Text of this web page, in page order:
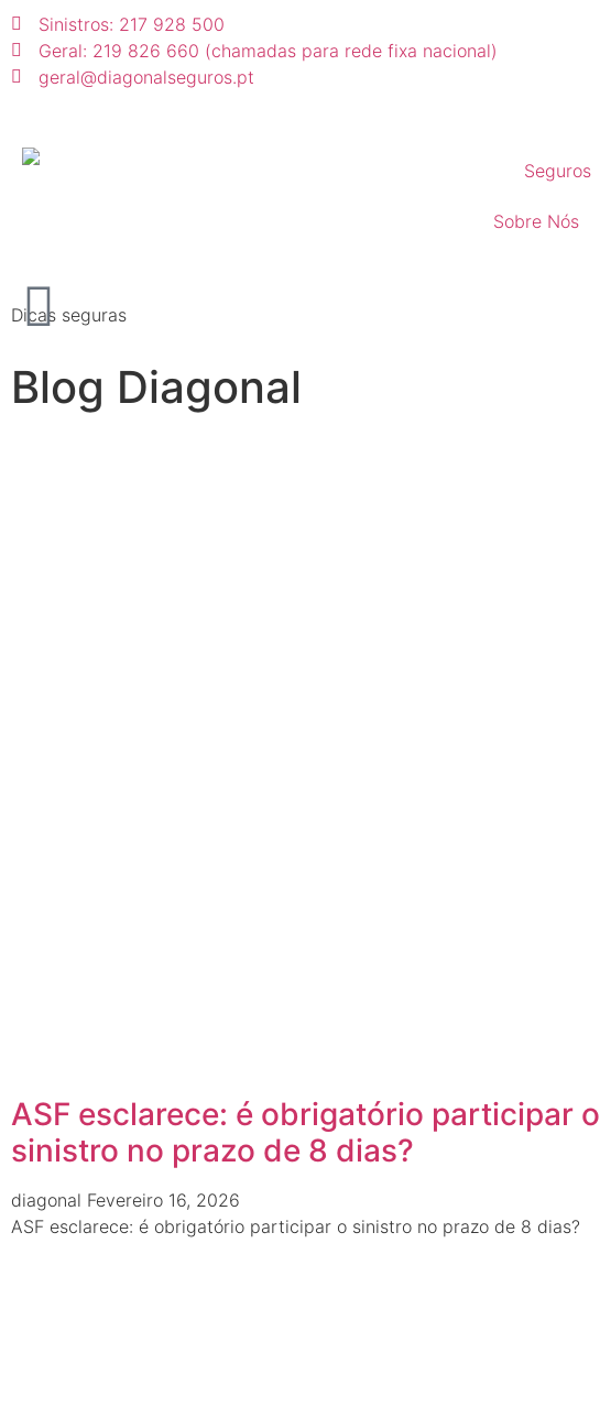
Sinistros: 217 928 500
Geral: 219 826 660 (chamadas para rede fixa nacional)
geral@diagonalseguros.pt
Seguros
Sobre Nós
Dicas seguras
Blog Diagonal
ASF esclarece: é obrigatório participar o
sinistro no prazo de 8 dias?
diagonal Fevereiro 16, 2026
ASF esclarece: é obrigatório participar o sinistro no prazo de 8 dias?